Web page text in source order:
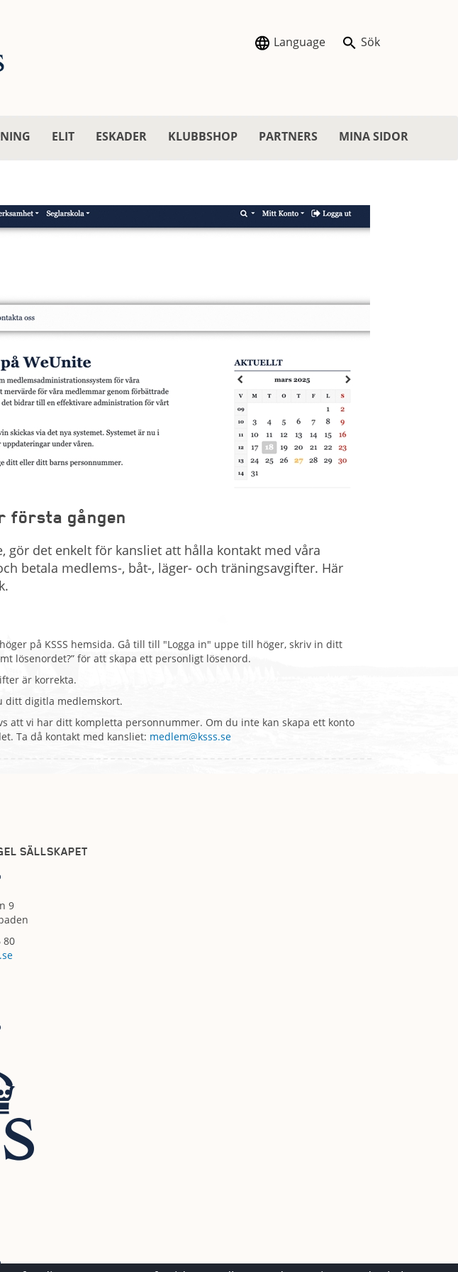
Language Sök
ELIT ESKADER KLUBBSHOP PARTNERS MINA SIDOR
första gången
gör det enkelt för kansliet att hålla kontakt med våra
betala medlems-, båt-, läger- och träningsavgifter. Här
på KSSS hemsida. Gå till till "Logga in" uppe till höger, skriv in ditt
lösenordet?” för att skapa ett personligt lösenord.
är korrekta.
ditt digitla medlemskort.
att vi har ditt kompletta personnummer. Om du inte kan skapa ett konto
Ta då kontakt med kansliet: medlem@ksss.se
SÄLLSKAPET
9
80